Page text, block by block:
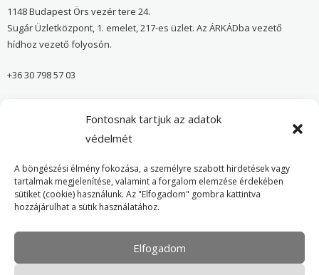
Fontosnak tartjuk az adatok
védelmét
A böngészési élmény fokozása, a személyre szabott hirdetések vagy
tartalmak megjelenítése, valamint a forgalom elemzése érdekében
sütiket (cookie) használunk. Az "Elfogadom" gombra kattintva
hozzájárulhat a sütik használatához.
Elfogadom
1148 Budapest Örs vezér tere 24.
Sugár Üzletközpont, 1. emelet, 217-es üzlet. Az ÁRKÁDba vezető
hídhoz vezető folyosón.
+36 30 798 57 03
Önvédelmi Bolt – Főoldal
Adatvédelmi tájékoztató